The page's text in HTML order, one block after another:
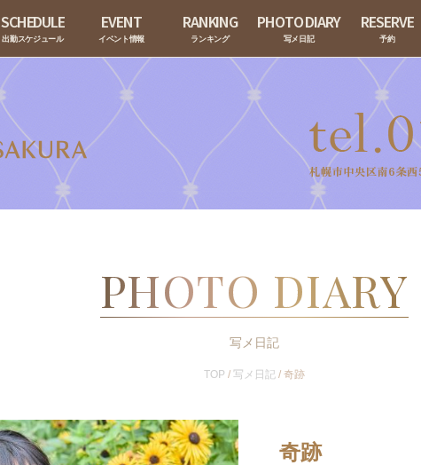
SCHEDULE
出勤スケジュール
EVENT
イベント情報
RANKING
ランキング
PHOTO DIARY
写メ日記
RESERVE
予約
PHOTO DIARY
写メ日記
TOP / 写メ日記 / 奇跡
奇跡